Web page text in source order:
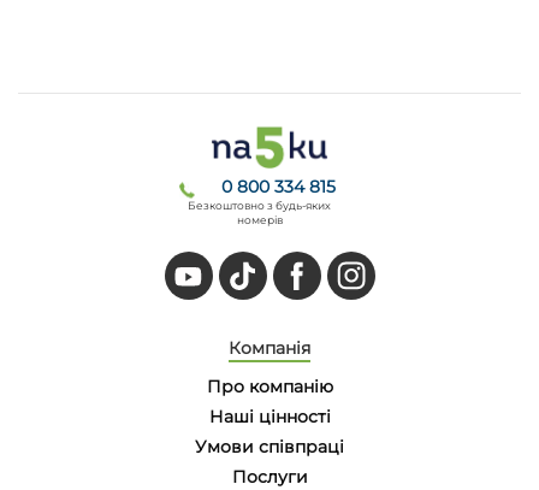
0 800 334 815
Безкоштовно з будь-яких
номерів
Компанія
Про компанію
Наші цінності
Умови співпраці
Послуги